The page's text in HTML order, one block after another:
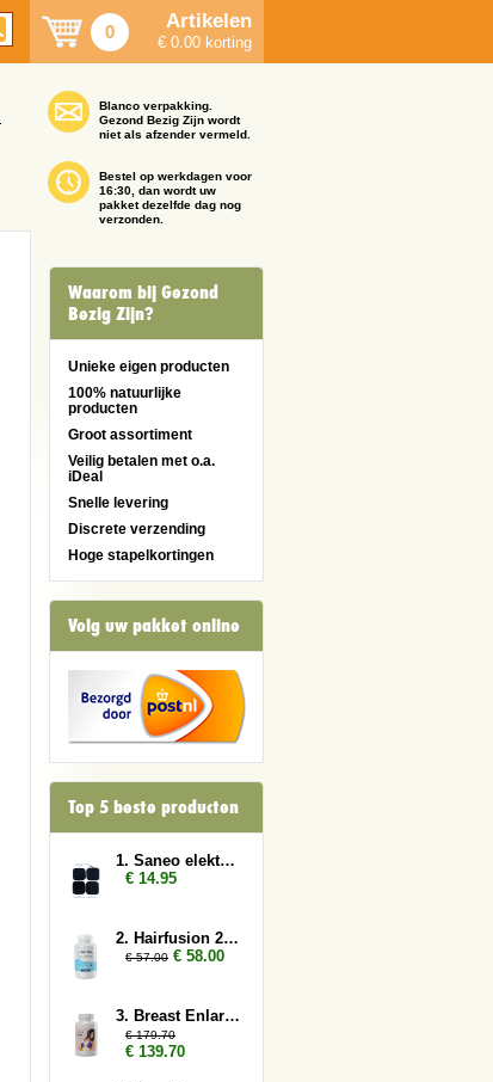
0 Artikelen
€ 0.00 korting
Blanco verpakking.
Gezond Bezig Zijn wordt
niet als afzender vermeld.
Bestel op werkdagen voor
16:30, dan wordt uw
pakket dezelfde dag nog
verzonden.
Waarom bij Gezond
Bezig Zijn?
Unieke eigen producten
100% natuurlijke
producten
Groot assortiment
Veilig betalen met o.a.
iDeal
Snelle levering
Discrete verzending
Hoge stapelkortingen
Volg uw pakket online
Top 5 beste producten
1. Saneo elektroden vierkant
€ 14.95
2. Hairfusion 2 x Plus 1 gratis
€ 57.00 € 58.00
3. Breast Enlarger 6x
€ 179.70
€ 139.70